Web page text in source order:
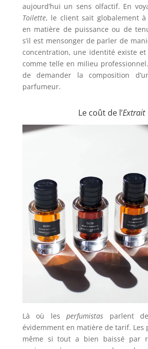
aujourd’hui un sens olfactif. En
Toilette, le client sait globalement à
en matière de puissance ou de
s’il est mensonger de parler de
concentration, une identité existe et
comme telle en milieu
de demander la composition
parfumeur.
Le coût de l’Extrait
Là où lesperfumistas parlent
évidemment en matière de tarif. Les
même si tout a bien baissé par